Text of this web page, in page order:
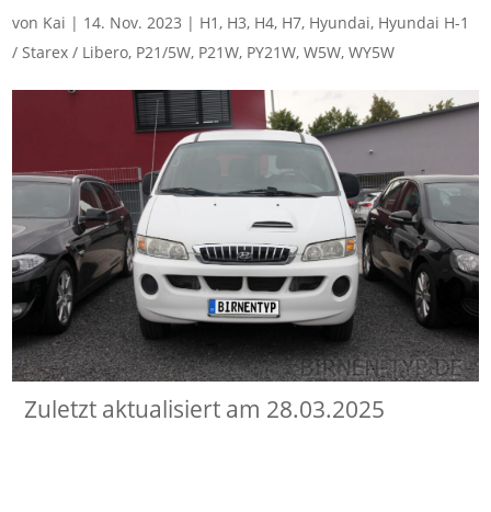
von Kai | 14. Nov. 2023 | H1, H3, H4, H7, Hyundai, Hyundai H-1
/ Starex / Libero, P21/5W, P21W, PY21W,W5W,WY5W
Zuletzt aktualisiert am 28.03.2025